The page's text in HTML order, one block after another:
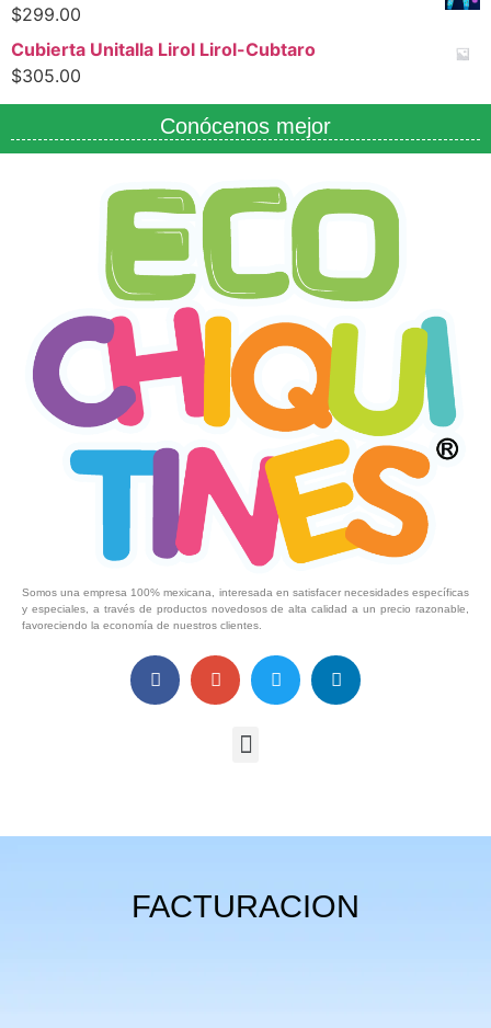
$299.00
Cubierta Unitalla Lirol Lirol-Cubtaro
$305.00
Conócenos mejor
Somos una empresa 100% mexicana, interesada en satisfacer necesidades específicas
y especiales, a través de productos novedosos de alta calidad a un precio razonable,
favoreciendo la economía de nuestros clientes.
FACTURACION